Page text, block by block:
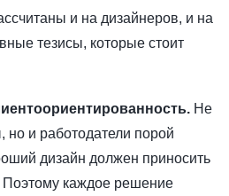
и на дизайнеров, и на
тезисы, которые стоит
Не
но и работодатели порой
дизайн должен приносить
Поэтому каждое решение